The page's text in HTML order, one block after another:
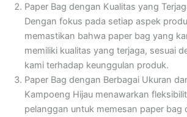
Paper Bag dengan Kualitas yang
Dengan fokus pada setiap aspek
memastikan bahwa paper bag yang
memiliki kualitas yang terjaga, sesuai
kami terhadap keunggulan produk.
Paper Bag dengan Berbagai Ukuran
Kampoeng Hijau menawarkan
pelanggan untuk memesan paper bag